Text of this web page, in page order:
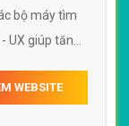
bộ máy tìm
giúp tăng
WEBSITE